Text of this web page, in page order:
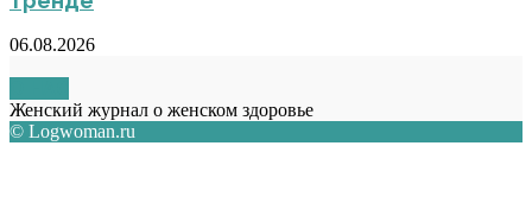
06.08.2026
Женский журнал о женском здоровье
© Logwoman.ru